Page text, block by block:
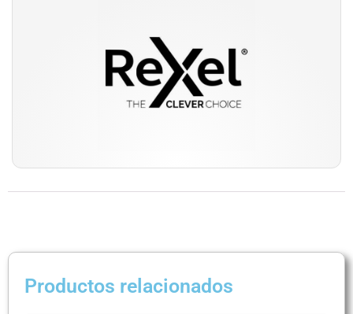
Productos relacionados